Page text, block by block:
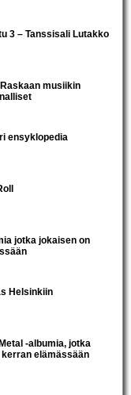
3 – Tanssisali Lutakko
musiikin
ensyklopedia
jotka jokaisen on
Helsinkiin
-albumia, jotka
elämässään